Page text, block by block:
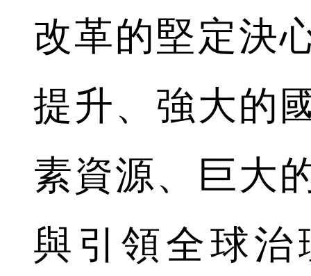
改革的堅定決
提升、強大的
素資源、巨大
與引領全球